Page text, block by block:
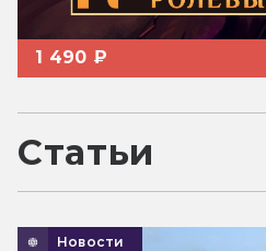
1 490 ₽
Статьи
Новости